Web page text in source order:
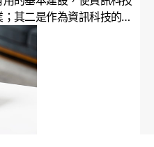
其二是作為資訊科技的使
要。